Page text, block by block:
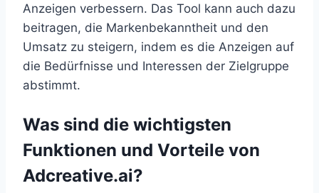
Anzeigen verbessern. Das Tool kann auch dazu
beitragen, die Markenbekanntheit und den
Umsatz zu steigern, indem es die Anzeigen auf
die Bedürfnisse und Interessen der Zielgruppe
abstimmt.
Was sind die wichtigsten
Funktionen und Vorteile von
Adcreative.ai?